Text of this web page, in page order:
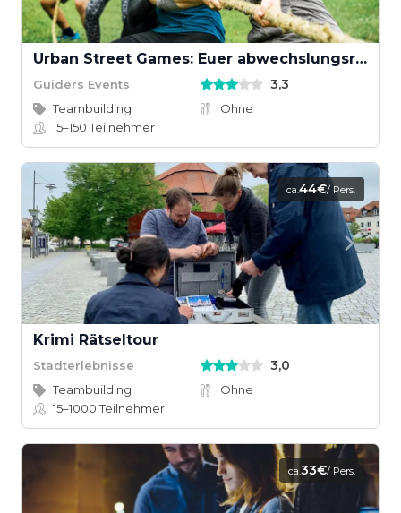
Urban Street Games: Euer abwechslungsreiches Teamevent
Guiders Events 3,3
Teambuilding
Ohne
15–150Teilnehmer
ca.44€/ Pers.
Krimi Rätseltour
Stadterlebnisse 3,0
Teambuilding
Ohne
15–1000Teilnehmer
ca.33€/ Pers.